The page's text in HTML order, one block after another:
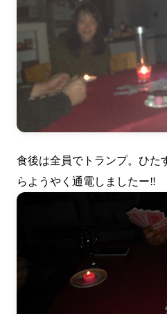
食後は全員でトランプ。ひた
らようやく通電しましたー‼